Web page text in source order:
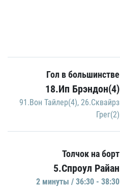
Гол в большинстве
18.Ип Брэндон(4)
91.Вон Тайлер(4), 26.Сквайрз
Грег(2)
Толчок на борт
5.Спроул Райан
2 минуты / 36:30 - 38:30